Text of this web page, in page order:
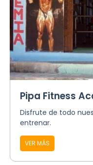
Pipa Fitness
Disfrute de todo
entrenar.
VER MÁS